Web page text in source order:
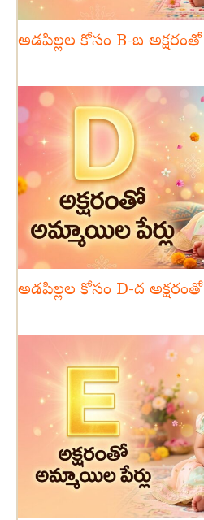
అడపిల్లల కోసం B-బ
అడపిల్లల కోసం D-ద